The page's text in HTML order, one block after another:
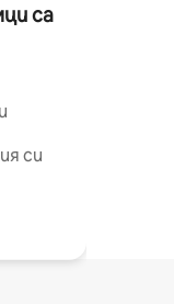
са
си